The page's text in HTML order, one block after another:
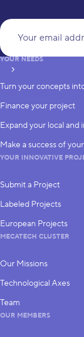
subscribe
YOUR NEEDS
Turn your concepts
Finance your project
Expand your local
Make a success of
YOUR INNOVATIVE
Submit a Project
Labeled Projects
European Projects
MECATECH CLUSTER
Our Missions
Technological Axes
Team
OUR MEMBERS